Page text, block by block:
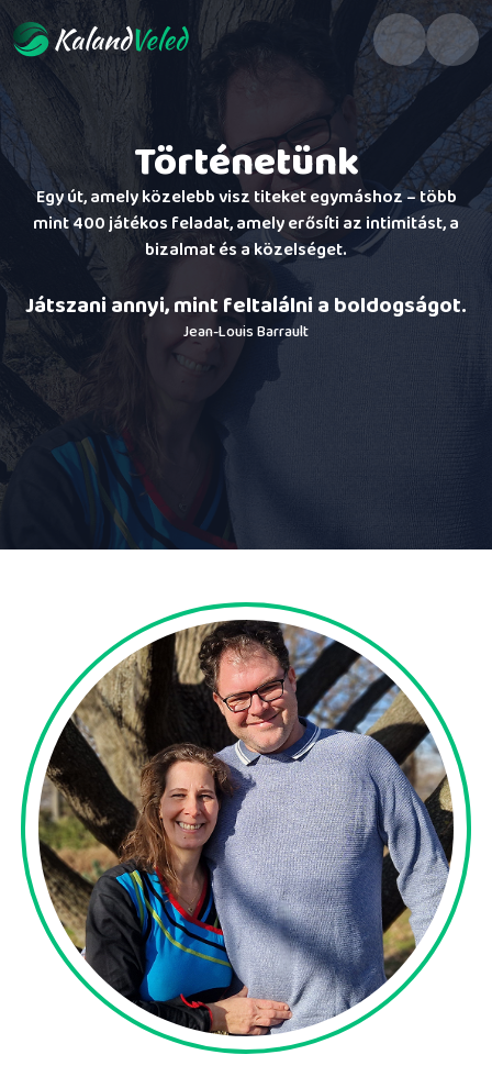
Történetünk
Egy út, amely közelebb visz titeket egymáshoz – több
mint400 játékos feladat, amely erősíti az intimitást, a
bizalmat és a közelséget.
Játszani annyi, mint feltalálni a boldogságot.
Jean-Louis Barrault